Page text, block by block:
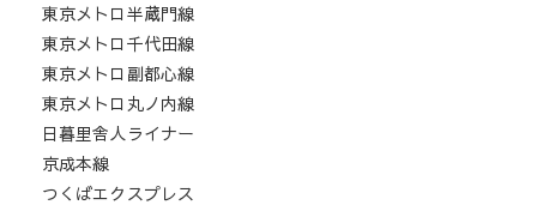
東京メトロ半蔵門線
東京メトロ千代田線
東京メトロ副都心線
東京メトロ丸ノ内線
日暮里舎人ライナー
京成本線
つくばエクスプレス